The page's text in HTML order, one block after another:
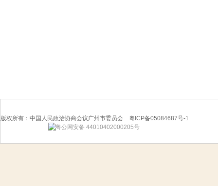
版权所有：中国人民政治协商会议广州市委员会 粤ICP备05084687号-1
粤公网安备 44010402000205号